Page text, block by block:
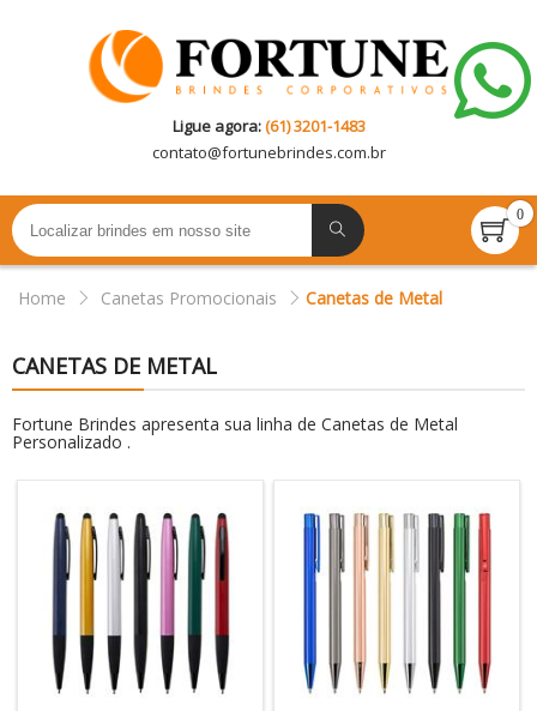
Ligue agora:(61) 3201-1483
contato@fortunebrindes.com.br
0
Home Canetas Promocionais Canetas de Metal
CANETAS DE METAL
Fortune Brindes apresenta sua linha de Canetas de Metal
Personalizado .